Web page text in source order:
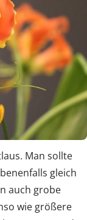
Man sollte
gleich
auch grobe
wie größere